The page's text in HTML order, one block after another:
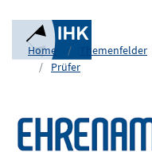
Home Themenfelder
Prüfer